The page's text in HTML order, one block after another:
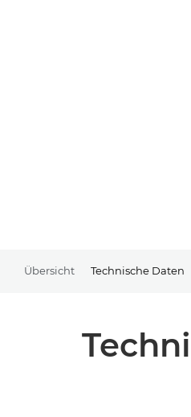
Übersicht Technische Daten